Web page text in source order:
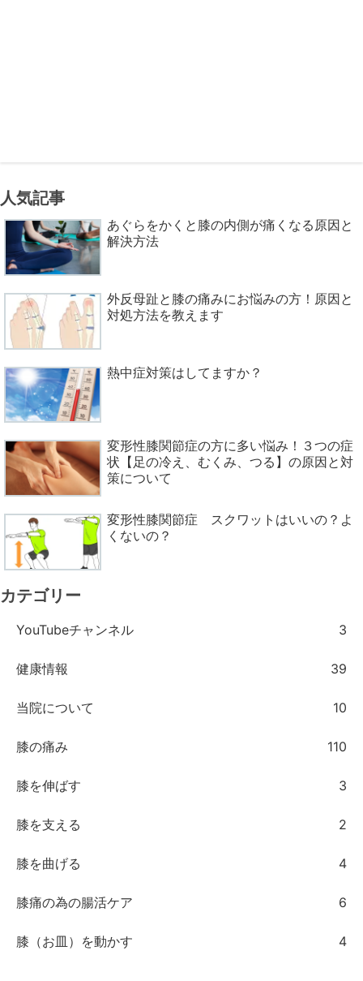
人気記事
あぐらをかくと膝の内側が痛くなる原因と
解決方法
外反母趾と膝の痛みにお悩みの方！原因と
対処方法を教えます
熱中症対策はしてますか？
変形性膝関節症の方に多い悩み！３つの症
状【足の冷え、むくみ、つる】の原因と対
策について
変形性膝関節症 スクワットはいいの？よ
くないの？
カテゴリー
YouTubeチャンネル 3
健康情報 39
当院について 10
膝の痛み 110
膝を伸ばす 3
膝を支える 2
膝を曲げる 4
膝痛の為の腸活ケア 6
膝（お皿）を動かす 4